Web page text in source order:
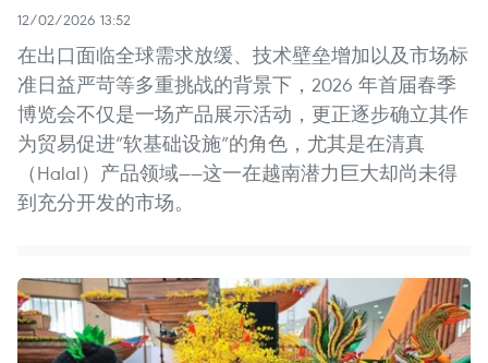
12/02/2026 13:52
在出口面临全球需求放缓、技术壁垒增加以及市场标
准日益严苛等多重挑战的背景下，2026 年首届春季
博览会不仅是一场产品展示活动，更正逐步确立其作
为贸易促进“软基础设施”的角色，尤其是在清真
（Halal）产品领域——这一在越南潜力巨大却尚未得
到充分开发的市场。